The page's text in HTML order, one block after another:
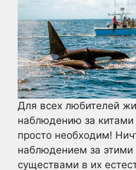
Для всех любителей
наблюдению за
просто необходим!
наблюдением за
существами в их